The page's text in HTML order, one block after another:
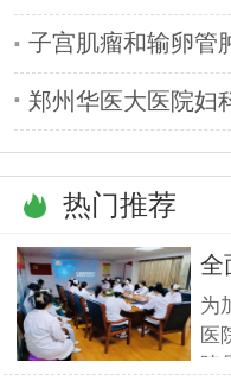
子宫肌瘤和输卵管
郑州华医大医院妇
热门推荐
全
疗
为
医
院